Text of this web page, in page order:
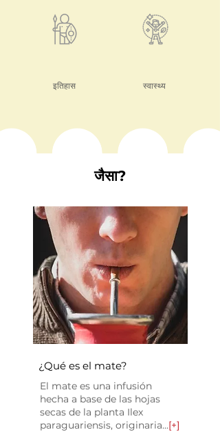
इतिहास स्वास्थ्य
जैसा?
¿Qué es el mate?
El mate es una infusión
hecha a base de las hojas
secas de la planta Ilex
paraguariensis, originaria...[+]